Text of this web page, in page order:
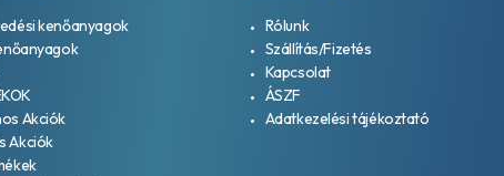
kenőanyagok
Akciók
Akciók
Rólunk
Szállítás/Fizetés
Kapcsolat
ÁSZF
Adatkezelési tájékoztató